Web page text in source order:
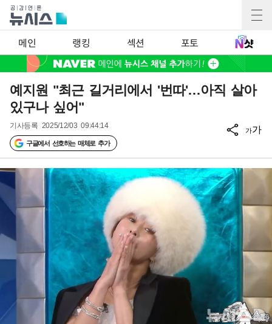
메인 랭킹 섹션 포토
예지원 "최근 길거리에서 '번따'…아직 살아
있구나 싶어"
기사등록 2025/12/03 09:44:14
구글에서 선호하는 매체로 추가
가가